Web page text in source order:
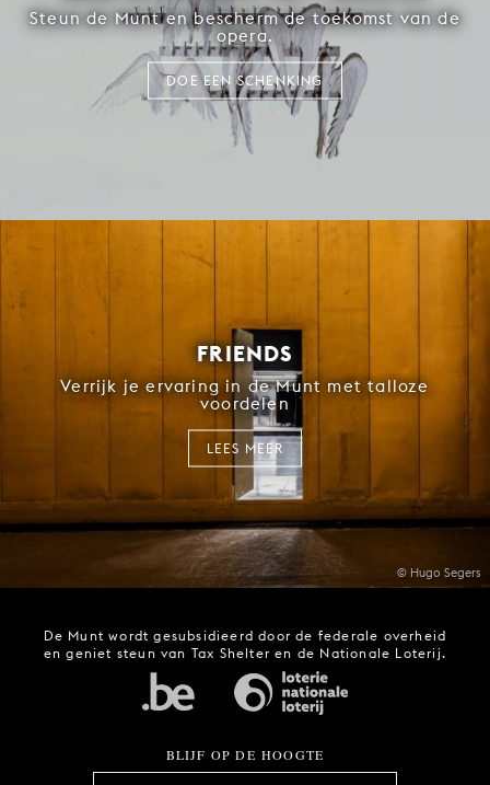
Steun de Munt en bescherm de toekomst van de
opera.
DOE EEN SCHENKING
© Hugo Segers
FRIENDS
Verrijk je ervaring in de Munt met talloze
voordelen
LEES MEER
De Munt wordt gesubsidieerd door de federale overheid
en geniet steun van Tax Shelter en de Nationale Loterij.
BLIJF OP DE HOOGTE